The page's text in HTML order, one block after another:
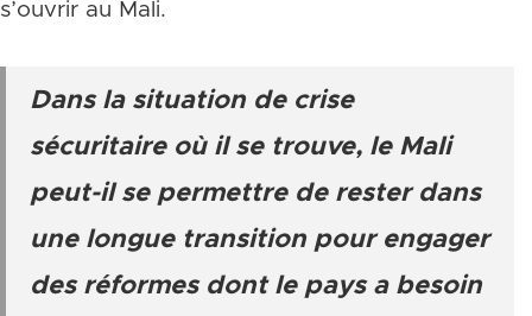
s’ouvrir au Mali.
Dans la situation de crise
sécuritaire où il se trouve, le Mali
peut-il se permettre de rester dans
une longue transition pour engager
des réformes dont le pays a besoin